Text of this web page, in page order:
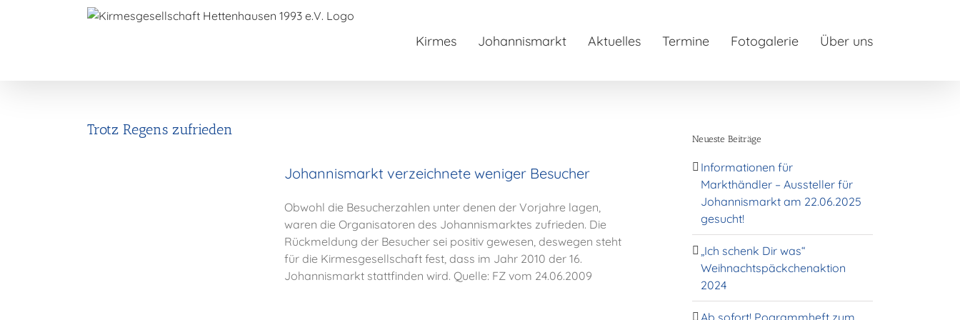
Kirmes Johannismarkt Aktuelles Termine Fotogalerie Über uns
Trotz Regens zufrieden
Johannismarkt verzeichnete weniger Besucher
Obwohl die Besucherzahlen unter denen der Vorjahre lagen,
waren die Organisatoren des Johannismarktes zufrieden. Die
Rückmeldung der Besucher sei positiv gewesen, deswegen steht
für die Kirmesgesellschaft fest, dass im Jahr 2010 der 16.
Johannismarkt stattfinden wird. Quelle: FZ vom 24.06.2009
Neueste Beiträge
Informationen für
Markthändler – Aussteller für
Johannismarkt am 22.06.2025
gesucht!
„Ich schenk Dir was“
Weihnachtspäckchenaktion
2024
Ab sofort! Pogrammheft zum